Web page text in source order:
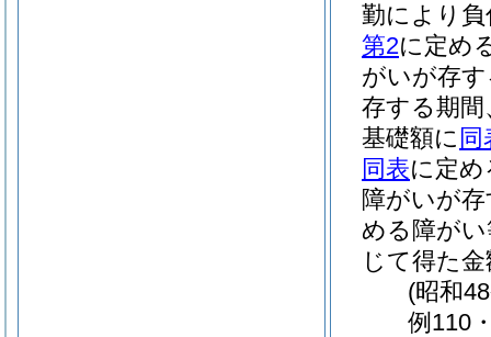
勤により
第2に定め
がいが存
存する期間
基礎額に 同
同表に定
障がいが
める障が
じて得た
(昭和
例110